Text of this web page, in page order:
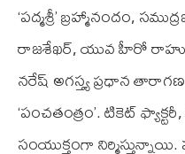
‘పద్మశ్రీ’ బ్రహ్మానందం,
రాజశేఖర్, యువ హీరో
నరేష్‌ అగస్త్య ప్రధాన
‘పంచతంత్రం’. టికెట్‌
సంయుక్తంగా